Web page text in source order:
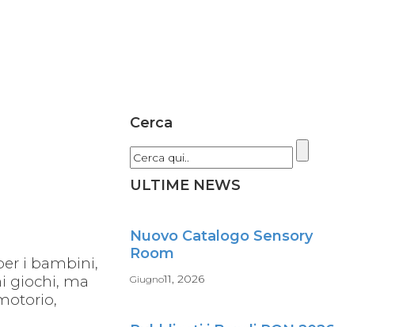
i bambini,
giochi, ma
Cerca
ULTIME NEWS
Nuovo Catalogo Sensory
Room
Giugno11, 2026